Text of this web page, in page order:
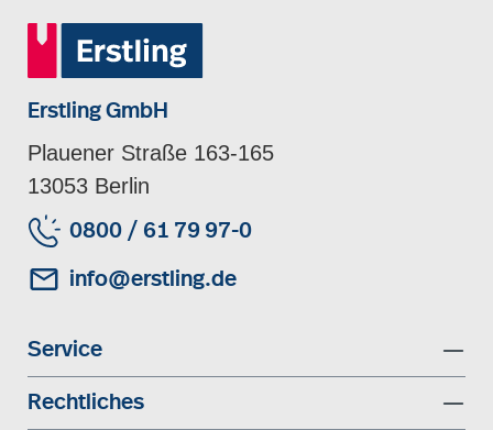
Erstling GmbH
Plauener Straße 163-165
13053 Berlin
0800 / 61 79 97-0
info@erstling.de
Service
Rechtliches